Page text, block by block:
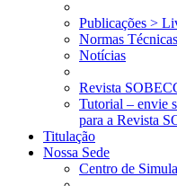
Publicações >
Normas Técnicas
Notícias
Revista
Tutorial – envie
para a Revista
Titulação
Nossa Sede
Centro de